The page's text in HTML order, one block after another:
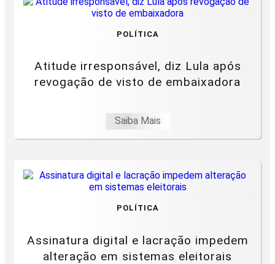
POLÍTICA
Atitude irresponsável, diz Lula após
revogação de visto de embaixadora
Saiba Mais
POLÍTICA
Assinatura digital e lacração impedem
alteração em sistemas eleitorais